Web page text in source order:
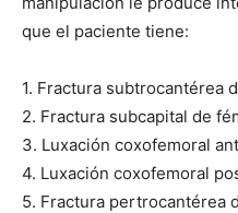
que el paciente tiene:
1. Fractura subtrocantérea
2. Fractura subcapital de
3. Luxación coxofemoral
4. Luxación coxofemoral
5. Fractura pertrocantérea